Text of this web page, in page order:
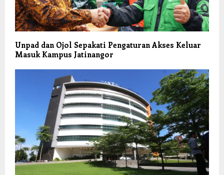
Unpad dan Ojol Sepakati Pengaturan Akses Keluar
Masuk Kampus Jatinangor